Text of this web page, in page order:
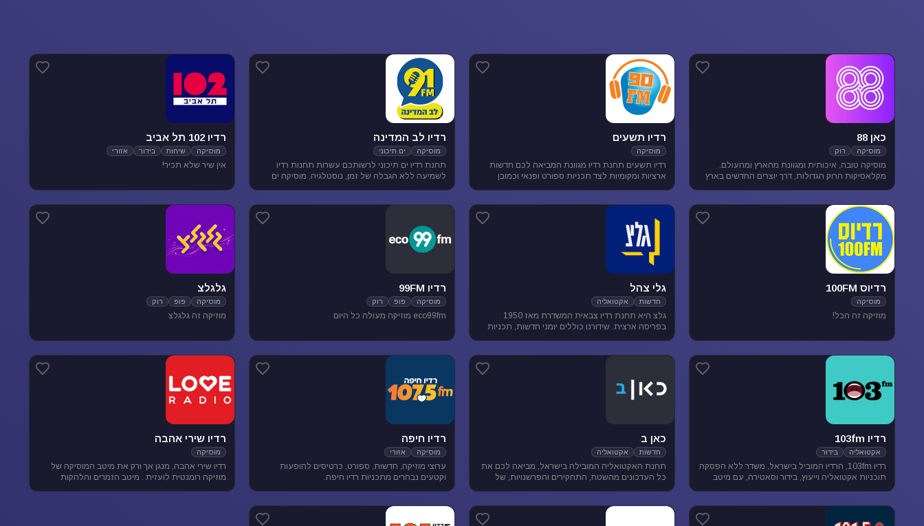
כאן 88
מוסיקה רוק
מוסיקה טובה, איכותית ומגוונת מהארץ ומהעולם.
מקלאסיקות הרוק הגדולות, דרך יוצרים החדשים בארץ
רדיו תשעים
מוסיקה
רדיו תשעים תחנת רדיו מגוונת המביאה לכם חדשות
ארציות ומקומיות לצד תכניות ספורט ופנאי וכמובן
רדיו לב המדינה
מוסיקה ים תיכוני
תחנת רדיו ים תיכוני לרשותכם עשרות תחנות רדיו
לשמיעה ללא הגבלה של זמן, נוסטלגיה, מוסיקה ים
רדיו 102 תל אביב
מוסיקה שיחות בידור אזורי
אין שיר שלא תכיר!
רדיוס 100FM
מוסיקה
מוזיקה זה הכל!
גלי צהל
חדשות אקטואליה
גלצ היא תחנת רדיו צבאית המשדרת מאז 1950
בפריסה ארצית. שידורנו כוללים יומני חדשות, תכניות
רדיו 99FM
מוסיקה פופ רוק
eco99fm מוזיקה מעולה כל היום
גלגלצ
מוסיקה פופ רוק
מוזיקה זה גלגלצ
רדיו 103fm
אקטואליה בידור
רדיו 103fm, הרדיו המוביל בישראל, משדר ללא הפסקה
תוכניות אקטואליה וייעוץ, בידור וסאטירה, עם מיטב
כאן ב
חדשות אקטואליה
תחנת האקטואליה המובילה בישראל, מביאה לכם את
כל העדכונים מהשטח, התחקירים והפרשנויות, של
רדיו חיפה
מוסיקה אזורי
ערוצי מוזיקה, חדשות, ספורט, כרטיסים להופעות
וקטעים נבחרים מתכניות רדיו חיפה.
רדיו שירי אהבה
מוסיקה
רדיו שירי אהבה, מנגן אך ורק את מיטב המוסיקה של
מוזיקה רומנטית לועזית . מיטב הזמרים והלהקות